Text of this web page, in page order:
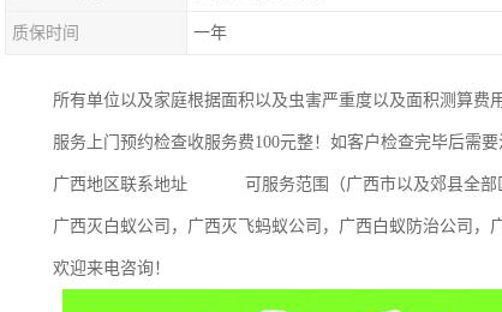
质保时间 一年
所有单位以及家庭根据面积以及虫害严重度以及面积测算费
服务上门预约检查收服务费100元整！如客户检查完毕后需
广西地区联系地址 可服务范围（广西市以及郊县全部
广西灭白蚁公司，广西灭飞蚂蚁公司，广西白蚁防治公司，
欢迎来电咨询！